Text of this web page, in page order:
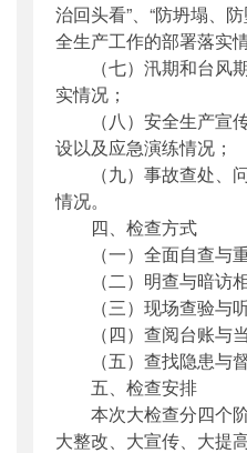
治回头看”、“防坍塌、
全生产工作的部署落实
（七）汛期和台风期
实情况；
（八）安全生产宣传
设以及应急演练情况；
（九）事故查处、问
情况。
四、检查方式
（一）全面自查与重
（二）明查与暗访相
（三）现场查验与听
（四）查阅台账与当
（五）查找隐患与督
五、检查安排
本次大检查分四个阶
大整改、大宣传、大提